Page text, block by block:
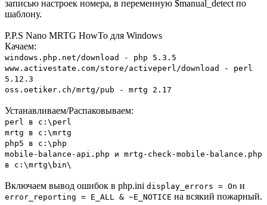
записью настроек номера, в переменную $manual_detect по
шаблону.
P.P.S Nano MRTG HowTo для Windows
Качаем:
windows.php.net/download - php 5.3.5
www.activestate.com/store/activeperl/download - perl
5.12.3
oss.oetiker.ch/mrtg/pub - mrtg 2.17
Устанавливаем/Распаковываем:
perl в c:\perl
mrtg в c:\mrtg
php5 в c:\php
mobile-balance-api.php и mrtg-check-mobile-balance.php
в c:\mrtg\bin\
Включаем вывод ошибок в php.ini display_errors = On и
error_reporting = E_ALL & ~E_NOTICE на всякий пожарный.